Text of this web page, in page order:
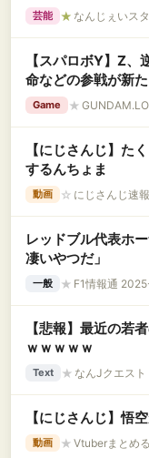
た」
芸能 ★ なんじぇいス
【スパロボY】Z
命などの参戦が新
Game ★
【にじさんじ】た
するんちょま
動画 ☆ にじさんじ速
レッドブル代表ホ
凄いやつだ」
一般 ★ F1情報通
【悲報】最近の若
ｗｗｗｗｗ
Text ★ なんJクエス
【にじさんじ】悟
動画 ★ Vtuberまとめ